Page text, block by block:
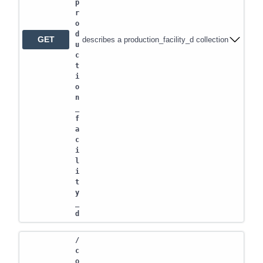
GET
p
r
o
d
u
c
t
i
o
n
f
a
c
i
l
i
t
y
d
describes a production_facility_d collection
/
c
o